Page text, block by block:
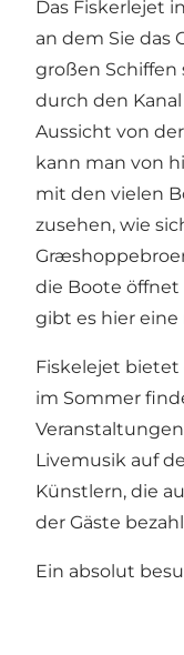
Das Fiskerlejet
an dem Sie das
großen Schiffen
durch den
Aussicht von
kann man von
mit den vielen
zusehen, wie
die Boote
gibt es hier eine
Fiskelejet
im Sommer
Livemusik auf
Künstlern, die
der Gäste
Ein absolut